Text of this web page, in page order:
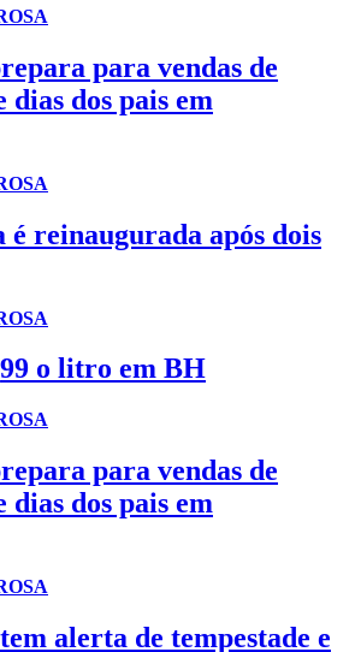
para vendas de
dos pais em
é reinaugurada após dois
o litro em BH
para vendas de
dos pais em
alerta de tempestade e